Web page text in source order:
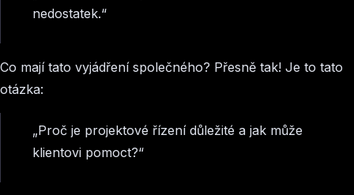
nedostatek.“
Co mají tato vyjádření společného? Přesně tak! Je to tato
otázka:
„Proč je projektové řízení důležité a jak může
klientovi pomoct?“